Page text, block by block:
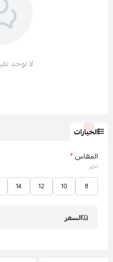
لا توجد
الخيارات
المقاس*
اختر
8
10
12
14
السعر